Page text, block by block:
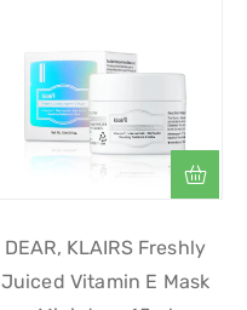
DEAR, KLAIRS Freshly
Juiced Vitamin E Mask